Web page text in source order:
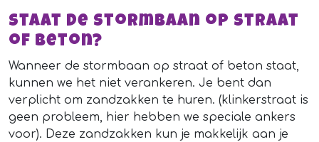
Staat de stormbaan op straat
of beton?
Wanneer de stormbaan op straat of beton staat,
kunnen we het niet verankeren. Je bent dan
verplicht om zandzakken te huren. (klinkerstraat is
geen probleem, hier hebben we speciale ankers
voor). Deze zandzakken kun je makkelijk aan je